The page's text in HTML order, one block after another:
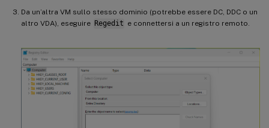
Da un’altra VM sullo stesso dominio (potrebbe essere DC, DDC o un
altro VDA), eseguire Regedit e connettersi a un registro remoto.